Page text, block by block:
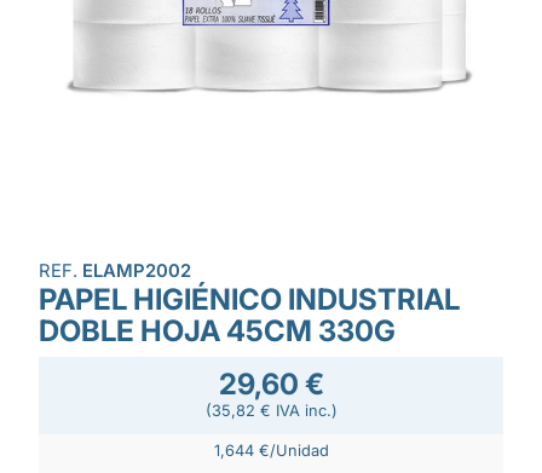
REF. ELAMP2002
PAPEL HIGIÉNICO INDUSTRIAL
DOBLE HOJA 45CM 330G
29,60 €
(35,82 € IVA inc.)
1,644 €/Unidad